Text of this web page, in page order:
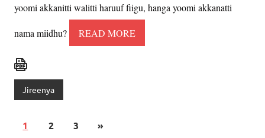
yoomi akkanitti walitti haruuf fiigu, hanga yoomi akkanatti
nama miidhu? READ MORE
Jireenya
1 2 3 »